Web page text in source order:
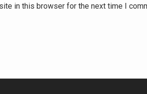
in this browser for the next time I